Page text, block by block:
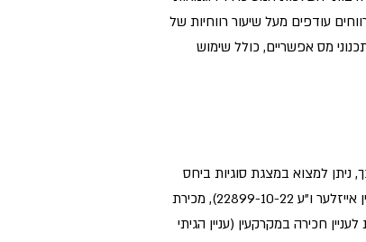
הוספת סעיף 62א(א1) – מיסוי חברת מעטים על רווחים עודפים מעל שיעור רווחיות של
וכן שורה ארוכה של תכנוני מס אפשריים, כולל שימוש
ניתן למצוא במצגת סוגיות ביחס
להעברה בין דורית של נכסי נדל"ן (עניין ארבטמן ו"ע 53364-04-22, החלטת מיסוי 2098/25), תשלום מס רכישה לעולה חדש (עניין אייזלער ו"ע 22899-10-22), מכירת
חכירה במקרקעין (עניין הגיתי